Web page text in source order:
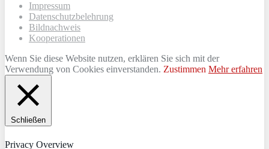
Impressum
Datenschutzbelehrung
Bildnachweis
Kooperationen
Wenn Sie diese Website nutzen, erklären Sie sich mit der
Verwendung von Cookies einverstanden. Zustimmen Mehr erfahren
Schließen
Privacy Overview